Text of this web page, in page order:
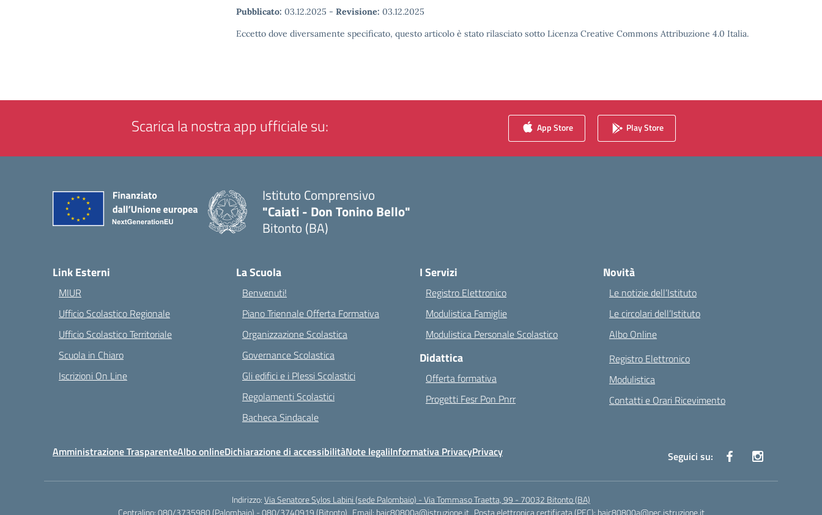
Pubblicato: 03.12.2025 - Revisione: 03.12.2025
Eccetto dove diversamente specificato, questo articolo è stato rilasciato sotto Licenza Creative Commons Attribuzione 4.0 Italia.
Scarica la nostra app ufficiale su: App Store Play Store
Istituto Comprensivo
"Caiati - Don Tonino Bello"
Bitonto (BA)
Link Esterni
MIUR
Ufficio Scolastico Regionale
Ufficio Scolastico Territoriale
Scuola in Chiaro
Iscrizioni On Line
La Scuola
Benvenuti!
Piano Triennale Offerta Formativa
Organizzazione Scolastica
Governance Scolastica
Gli edifici e i Plessi Scolastici
Regolamenti Scolastici
Bacheca Sindacale
I Servizi
Registro Elettronico
Modulistica Famiglie
Modulistica Personale Scolastico
Didattica
Offerta formativa
Progetti Fesr Pon Pnrr
Novità
Le notizie dell’Istituto
Le circolari dell’Istituto
Albo Online
Registro Elettronico
Modulistica
Contatti e Orari Ricevimento
Amministrazione TrasparenteAlbo onlineDichiarazione di accessibilitàNote legaliInformativa PrivacyPrivacy Seguici su:
Indirizzo:Via Senatore Sylos Labini (sede Palombaio) - Via Tommaso Traetta, 99 - 70032 Bitonto (BA)
Centralino:080/3735980 (Palombaio) - 080/3740919 (Bitonto) Email: baic80800a@istruzione.it Posta elettronica certificata (PEC): baic80800a@pec.istruzione.it